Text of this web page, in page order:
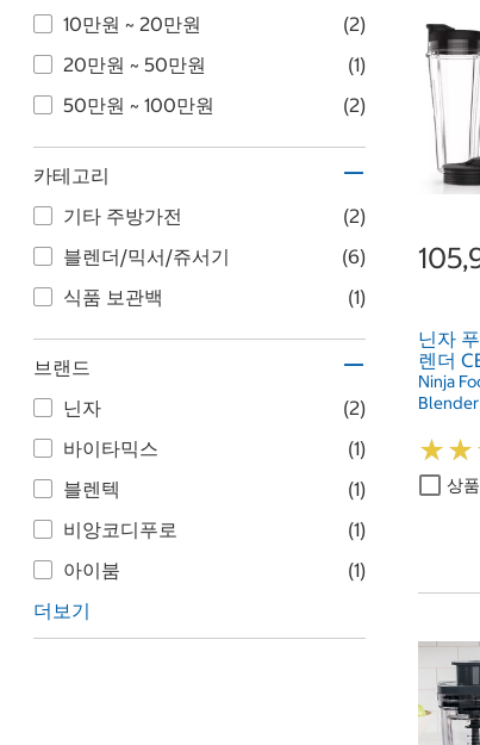
10만원 ~ 20만원
(2)
20만원 ~ 50만원
(1)
50만원 ~ 100만원
(2)
카테고리
기타 주방가전
(2)
블렌더/믹서/쥬서기
(6)
식품 보관백
(1)
브랜드
닌자
(2)
바이타믹스
(1)
블렌텍
(1)
비앙코디푸로
(1)
아이붐
(1)
더보기
닌자
렌더
Ninja
Blender
★★
★★
상